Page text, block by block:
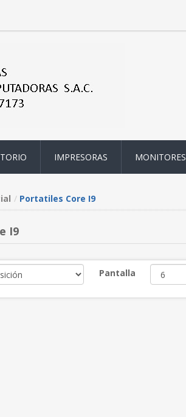
IMPRESORAS MONITORES
Portatiles Core I9
I9
Pantalla